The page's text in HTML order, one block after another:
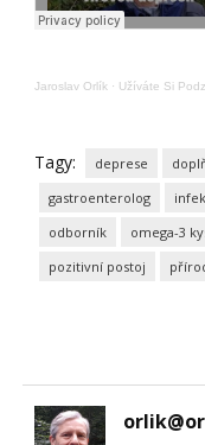
Jaroslav Orlík · Užíváte Si
Tagy: deprese
gastroenterolog
odborník
omega-3
pozitivní postoj